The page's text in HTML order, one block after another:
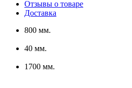
Отзывы о товаре
Доставка
800 мм.
40 мм.
1700 мм.